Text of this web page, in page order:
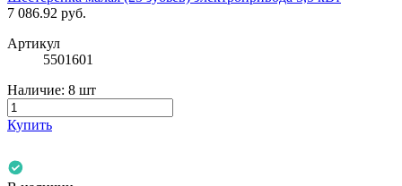
7 086.92 руб.
Артикул
5501601
Наличие: 8 шт
Купить